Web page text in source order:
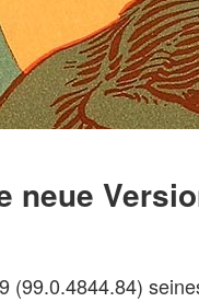
neue
(99.0.4844.84)